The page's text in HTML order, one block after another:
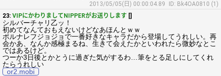
2013/05/05(日) 00:00:04.89
ID: Bk4OA0810 (1)
23: VIPにかわりましてNIPPERがお送りします []
シルバーチャリ乙ッ！
初めてなんておもえないけどなあほんとｗｗ
ポルナレフジョジョで一番好きなキャラだから登場してうれしい。再
会かあ、なんか感極まるね、生きて会えたかといわれたら微妙なとこ
ではあるけど。
つーか3日後とかとうに過ぎた気がするわ…筆をとる足しにしてくれ
たらうれしい
or2.mobi